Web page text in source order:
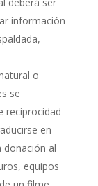
deberá ser
información
o
se
reciprocidad
en
donación al
equipos